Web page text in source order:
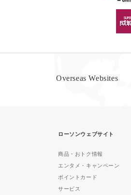
Overseas Websites
ローソンウェブサイト
商品・おトク情報
エンタメ・キャンペーン
ポイントカード
サービス